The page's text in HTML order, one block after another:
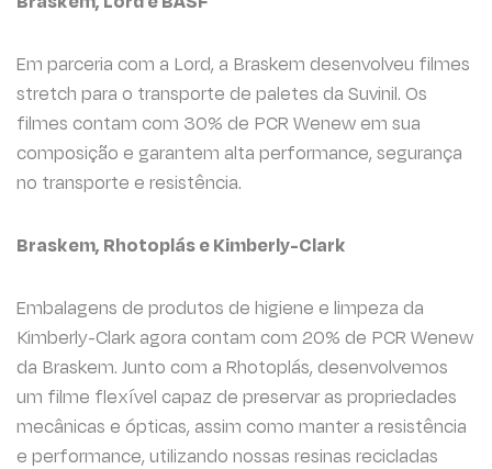
Em parceria com a Lord, a Braskem desenvolveu filmes
stretch para o transporte de paletes da Suvinil. Os
filmes contam com 30% de PCR Wenew em sua
composição e garantem alta performance, segurança
no transporte e resistência.
Braskem, Rhotoplás e Kimberly-Clark
Embalagens de produtos de higiene e limpeza da
Kimberly-Clark agora contam com 20% de PCR Wenew
da Braskem. Junto com a Rhotoplás, desenvolvemos
um filme flexível capaz de preservar as propriedades
mecânicas e ópticas, assim como manter a resistência
e performance, utilizando nossas resinas recicladas